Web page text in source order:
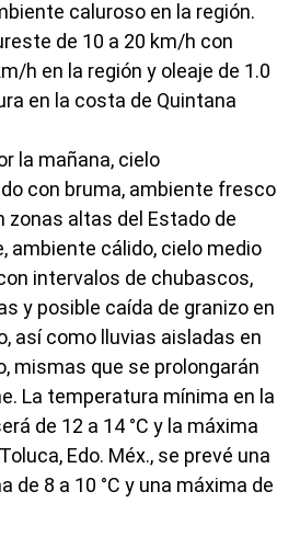
caluroso en la región.
de 10 a 20 km/h con
h en la región y oleaje de 1.0
en la costa de Quintana
la mañana, cielo
con bruma, ambiente fresco
zonas altas del Estado de
ambiente cálido, cielo medio
intervalos de chubascos,
y posible caída de granizo en
así como lluvias aisladas en
mismas que se prolongarán
La temperatura mínima en la
de 12 a 14 °C y la máxima
Edo. Méx., se prevé una
de 8 a 10 °C y una máxima de